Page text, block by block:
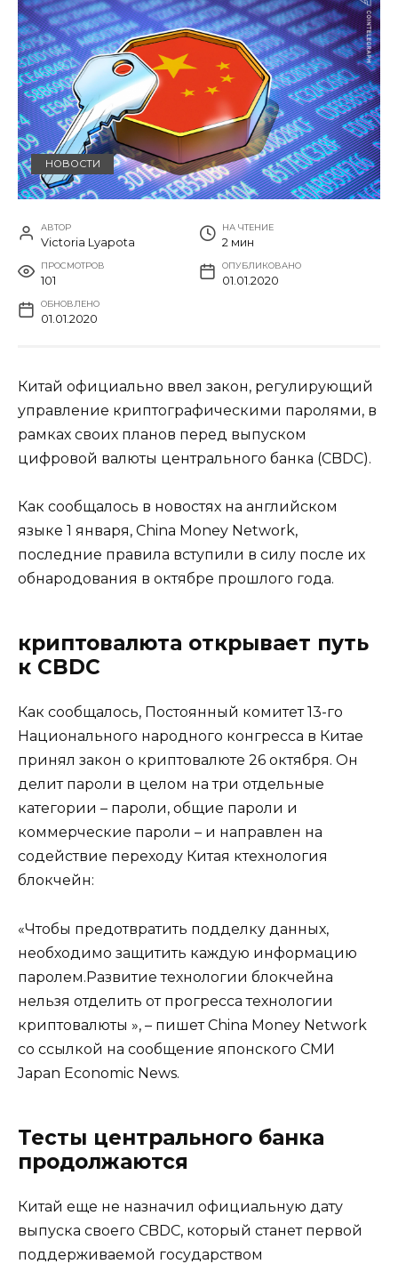
НОВОСТИ
АВТОР
Victoria Lyapota
НА ЧТЕНИЕ
2 мин
ПРОСМОТРОВ
101
ОПУБЛИКОВАНО
01.01.2020
ОБНОВЛЕНО
01.01.2020
Китай официально ввел закон, регулирующий
управление криптографическими паролями, в
рамках своих планов перед выпуском
цифровой валюты центрального банка (CBDC).
Как сообщалось в новостях на английском
языке 1 января, China Money Network,
последние правила вступили в силу после их
обнародования в октябре прошлого года.
криптовалюта открывает путь
к CBDC
Как сообщалось, Постоянный комитет 13-го
Национального народного конгресса в Китае
принял закон о криптовалюте 26 октября. Он
делит пароли в целом на три отдельные
категории – пароли, общие пароли и
коммерческие пароли – и направлен на
содействие переходу Китая ктехнология
блокчейн:
«Чтобы предотвратить подделку данных,
необходимо защитить каждую информацию
паролем.Развитие технологии блокчейна
нельзя отделить от прогресса технологии
криптовалюты », – пишет China Money Network
со ссылкой на сообщение японского СМИ
Japan Economic News.
Тесты центрального банка
продолжаются
Китай еще не назначил официальную дату
выпуска своего CBDC, который станет первой
поддерживаемой государством